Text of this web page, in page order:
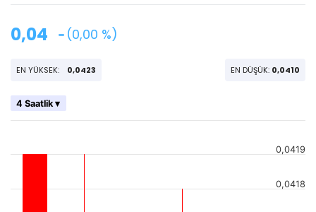
0,04 (0,00 %)
EN YÜKSEK: 0,0423 EN DÜŞÜK: 0,0410
4 Saatlik ▾
0,0418
0,0419